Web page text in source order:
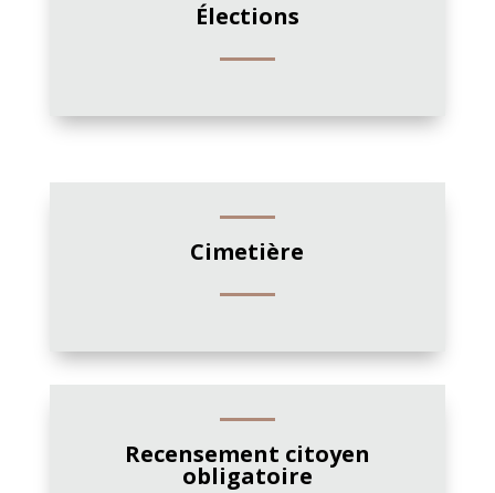
Élections
Cimetière
Recensement citoyen
obligatoire